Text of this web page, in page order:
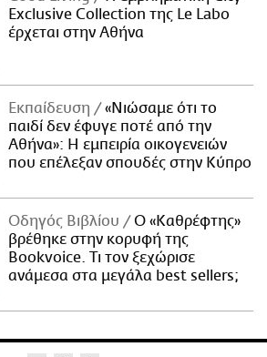
Exclusive Collection της Le Labo
έρχεται στην Αθήνα
Εκπαίδευση
«Νιώσαμε ότι το
παιδί δεν έφυγε ποτέ από την
Αθήνα»: Η εμπειρία οικογενειών
που επέλεξαν σπουδές στην Κύπρο
Οδηγός Βιβλίου
Ο «Καθρέφτης»
βρέθηκε στην κορυφή της
Bookvoice. Τι τον ξεχώρισε
ανάμεσα στα μεγάλα best sellers;